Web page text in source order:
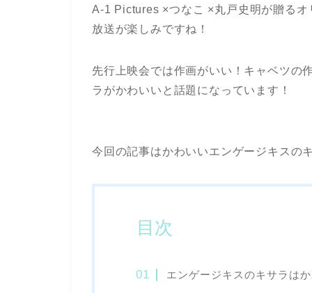
A-1 Pictures ×つなこ ×丸戸史明が贈る
放送が楽しみですね！
先行上映会では作画がいい！キャベツの
ラがかわいいと話題になっています！
今回の記事はかわいいエンゲージキスの
目次
エンゲージキスのキサラは